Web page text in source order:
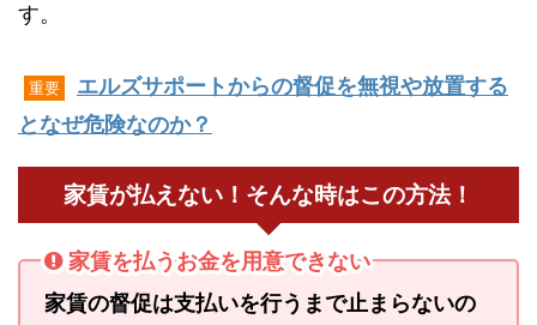
す。
重要
エルズサポートからの督促を無視や放置する
となぜ危険なのか？
家賃が払えない！そんな時はこの方法！
家賃を払うお金を用意できない
家賃の督促は支払いを行うまで止まらないの